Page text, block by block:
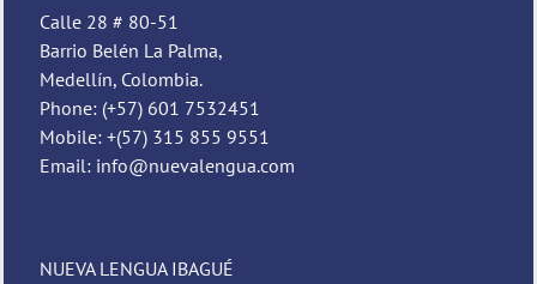
Calle 28 # 80-51
Barrio Belén La Palma,
Medellín, Colombia.
Phone: (+57) 601 7532451
Mobile: +(57) 315 855 9551
Email: info@nuevalengua.com
NUEVA LENGUA IBAGUÉ